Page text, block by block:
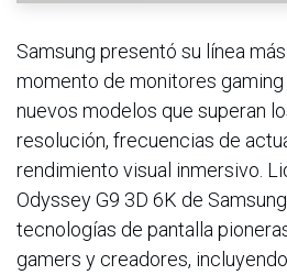
Samsung presentó su línea
momento de monitores
nuevos modelos que superan
resolución, frecuencias de
rendimiento visual inmersivo.
Odyssey G9 3D 6K de
tecnologías de pantalla
gamers y creadores,